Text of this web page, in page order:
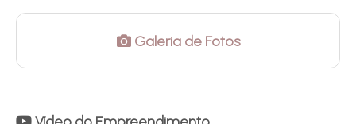
Galeria de Fotos